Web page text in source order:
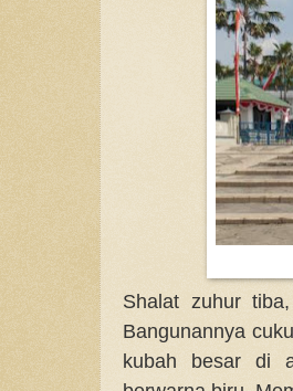
Shalat zuhur
Bangunannya
kubah besar di